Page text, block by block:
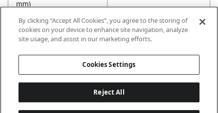
mm)
KIP -
Temperaturbeständigkeit
80
By clicking “Accept All Cookies”, you agree to the storing of
cookies on your device to enhance site navigation, analyze
site usage, and assist in our marketing efforts.
Cookies Settings
Reject All